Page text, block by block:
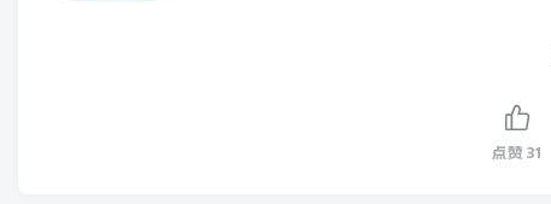
点赞 31